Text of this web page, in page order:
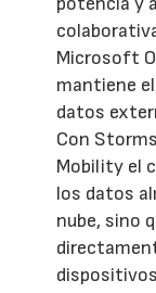
Microsoft
mantiene
datos
Con
Mobility el
los datos
nube, sino